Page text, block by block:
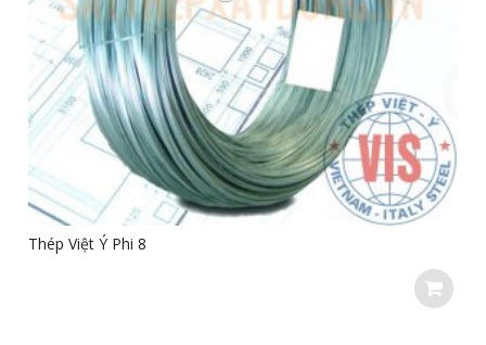
Thép Việt Ý Phi 8